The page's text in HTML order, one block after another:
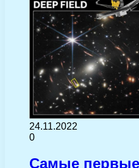
24.11.2022
0
Самые первые